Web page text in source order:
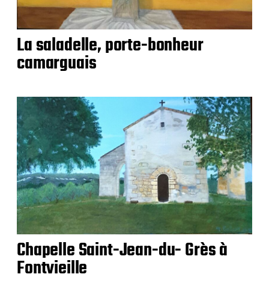
La saladelle, porte-bonheur
camarguais
Chapelle Saint-Jean-du- Grès à
Fontvieille